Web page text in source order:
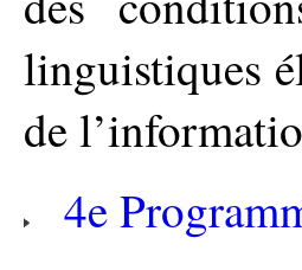
linguistiques
de
4e